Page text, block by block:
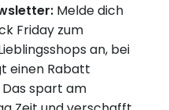
Melde dich
Friday zum
an, bei
einen Rabatt
spart am